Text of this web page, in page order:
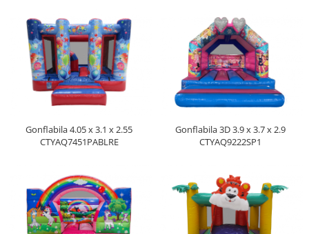
Gonflabila 4.05 x 3.1 x 2.55
CTYAQ7451PABLRE
Gonflabila 3D 3.9 x 3.7 x 2.9
CTYAQ9222SP1